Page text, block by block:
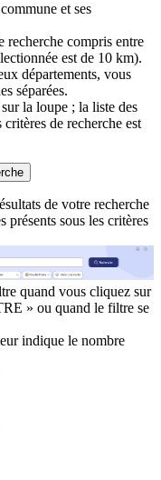
et ses
recherche compris entre
est de 10 km).
départements, vous
séparées.
la loupe ; la liste des
de recherche est
de votre recherche
présents sous les critères
quand vous cliquez sur
» ou quand le filtre se
indique le nombre